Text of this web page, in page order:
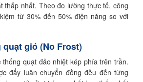
thấp nhất. Theo đo lường thực tế, công
từ 30% đến 50% điện năng so với
quạt gió (No Frost)
quạt đảo nhiệt kép phía trên trần.
đẩy luân chuyển đồng đều đến từng